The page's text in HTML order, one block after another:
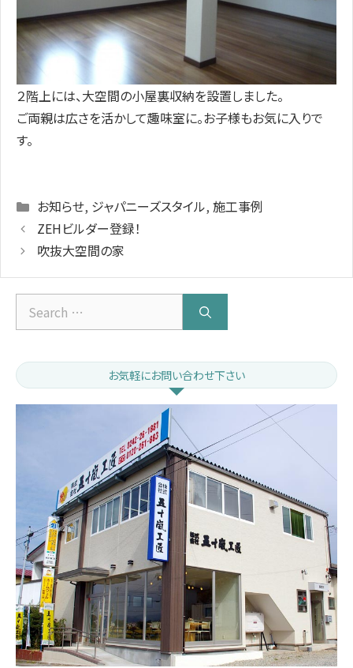
２階上には、大空間の小屋裏収納を設置しました。
ご両親は広さを活かして趣味室に。お子様もお気に入りで
す。
Categories
お知らせ, ジャパニーズスタイル, 施工事例
ZEHビルダー登録！
吹抜大空間の家
Search
for:
お気軽にお問い合わせ下さい